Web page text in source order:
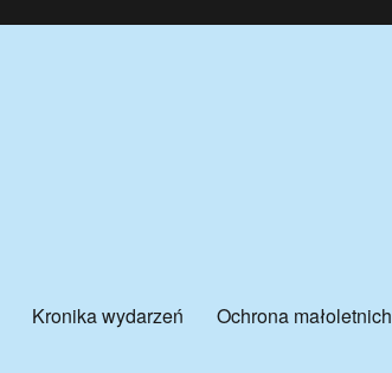
Kronika wydarzeń Ochrona małoletnich